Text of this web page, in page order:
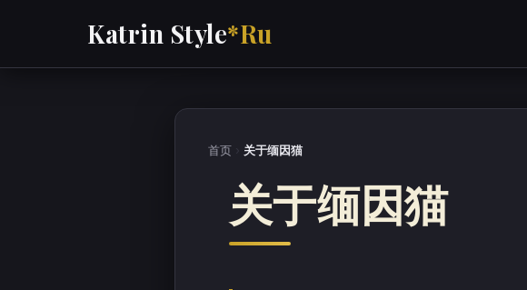
Katrin Style*Ru
首页 关于缅因猫
关于缅因猫